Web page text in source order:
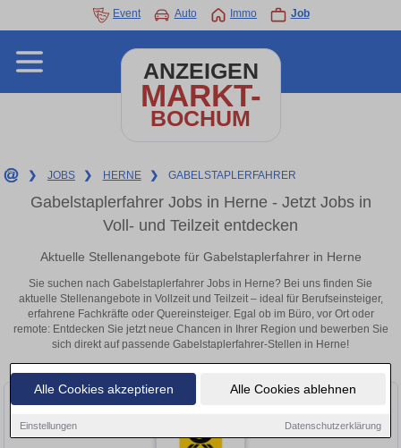
Alle Cookies akzeptieren Alle Cookies ablehnen
Einstellungen Datenschutzerklärung
Event Auto Immo Job
ANZEIGEN
MARKT-
BOCHUM
❯ JOBS ❯ HERNE ❯ GABELSTAPLERFAHRER
Gabelstaplerfahrer Jobs in Herne - Jetzt Jobs in
Voll- und Teilzeit entdecken
Aktuelle Stellenangebote für Gabelstaplerfahrer in Herne
Sie suchen nach Gabelstaplerfahrer Jobs in Herne? Bei uns finden Sie
aktuelle Stellenangebote in Vollzeit und Teilzeit – ideal für Berufseinsteiger,
erfahrene Fachkräfte oder Quereinsteiger. Egal ob im Büro, vor Ort oder
remote: Entdecken Sie jetzt neue Chancen in Ihrer Region und bewerben Sie
sich direkt auf passende Gabelstaplerfahrer-Stellen in Herne!